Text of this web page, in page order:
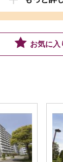
お気に入